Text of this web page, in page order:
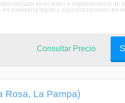
en el diseo e implementacin de
marketing digital y especializaciones en
Consultar Precio
Rosa, La Pampa)